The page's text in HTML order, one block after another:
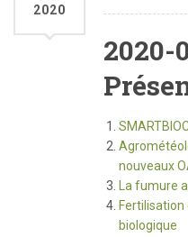
2020
2020-
nouveaux
La fumure
biologique